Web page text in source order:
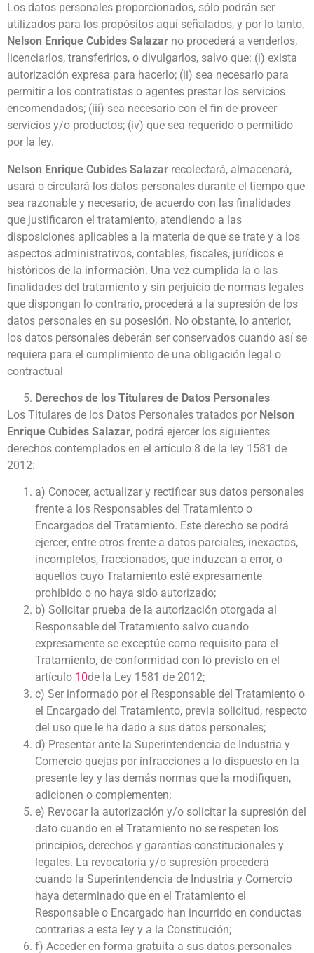
Los datos personales proporcionados, sólo podrán ser
utilizados para los propósitos aquí señalados, y por lo tanto,
Nelson Enrique Cubides Salazar no procederá a venderlos,
licenciarlos, transferirlos, o divulgarlos, salvo que: (i) exista
autorización expresa para hacerlo; (ii) sea necesario para
permitir a los contratistas o agentes prestar los servicios
encomendados; (iii) sea necesario con el fin de proveer
servicios y/o productos; (iv) que sea requerido o permitido
por la ley.
Nelson Enrique Cubides Salazar recolectará, almacenará,
usará o circulará los datos personales durante el tiempo que
sea razonable y necesario, de acuerdo con las finalidades
que justificaron el tratamiento, atendiendo a las
disposiciones aplicables a la materia de que se trate y a los
aspectos administrativos, contables, fiscales, jurídicos e
históricos de la información. Una vez cumplida la o las
finalidades del tratamiento y sin perjuicio de normas legales
que dispongan lo contrario, procederá a la supresión de los
datos personales en su posesión. No obstante, lo anterior,
los datos personales deberán ser conservados cuando así se
requiera para el cumplimiento de una obligación legal o
contractual
Derechos de los Titulares de Datos Personales
Los Titulares de los Datos Personales tratados por Nelson
Enrique Cubides Salazar, podrá ejercer los siguientes
derechos contemplados en el artículo 8 de la ley 1581 de
2012:
a) Conocer, actualizar y rectificar sus datos personales
frente a los Responsables del Tratamiento o
Encargados del Tratamiento. Este derecho se podrá
ejercer, entre otros frente a datos parciales, inexactos,
incompletos, fraccionados, que induzcan a error, o
aquellos cuyo Tratamiento esté expresamente
prohibido o no haya sido autorizado;
b) Solicitar prueba de la autorización otorgada al
Responsable del Tratamiento salvo cuando
expresamente se exceptúe como requisito para el
Tratamiento, de conformidad con lo previsto en el
artículo 10de la Ley 1581 de 2012;
c) Ser informado por el Responsable del Tratamiento o
el Encargado del Tratamiento, previa solicitud, respecto
del uso que le ha dado a sus datos personales;
d) Presentar ante la Superintendencia de Industria y
Comercio quejas por infracciones a lo dispuesto en la
presente ley y las demás normas que la modifiquen,
adicionen o complementen;
e) Revocar la autorización y/o solicitar la supresión del
dato cuando en el Tratamiento no se respeten los
principios, derechos y garantías constitucionales y
legales. La revocatoria y/o supresión procederá
cuando la Superintendencia de Industria y Comercio
haya determinado que en el Tratamiento el
Responsable o Encargado han incurrido en conductas
contrarias a esta ley y a la Constitución;
f) Acceder en forma gratuita a sus datos personales